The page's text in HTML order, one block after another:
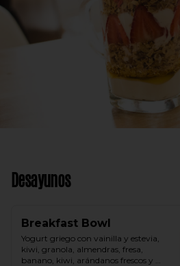
Desayunos
Breakfast Bowl
Yogurt griego con vainilla y estevia,
kiwi, granola, almendras, fresa,
banano, kiwi, arándanos frescos y